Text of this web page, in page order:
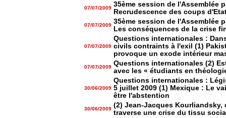
07/07/2009 35ème session de l'Assemblée
Recrudescence des coups
07/07/2009 35ème session de l'Assemblée
Les conséquences de la crise
07/07/2009
Questions internationales :
civils contraints à l'exil (1)
provoque un exode intérieur
07/07/2009 Questions internationales (2)
avec les « étudiants en
30/06/2009
Questions internationales :
5 juillet 2009 (1) Mexique : Le
être l'abstention
30/06/2009 (2) Jean-Jacques Kourliandsky,
traverse une crise du tissu